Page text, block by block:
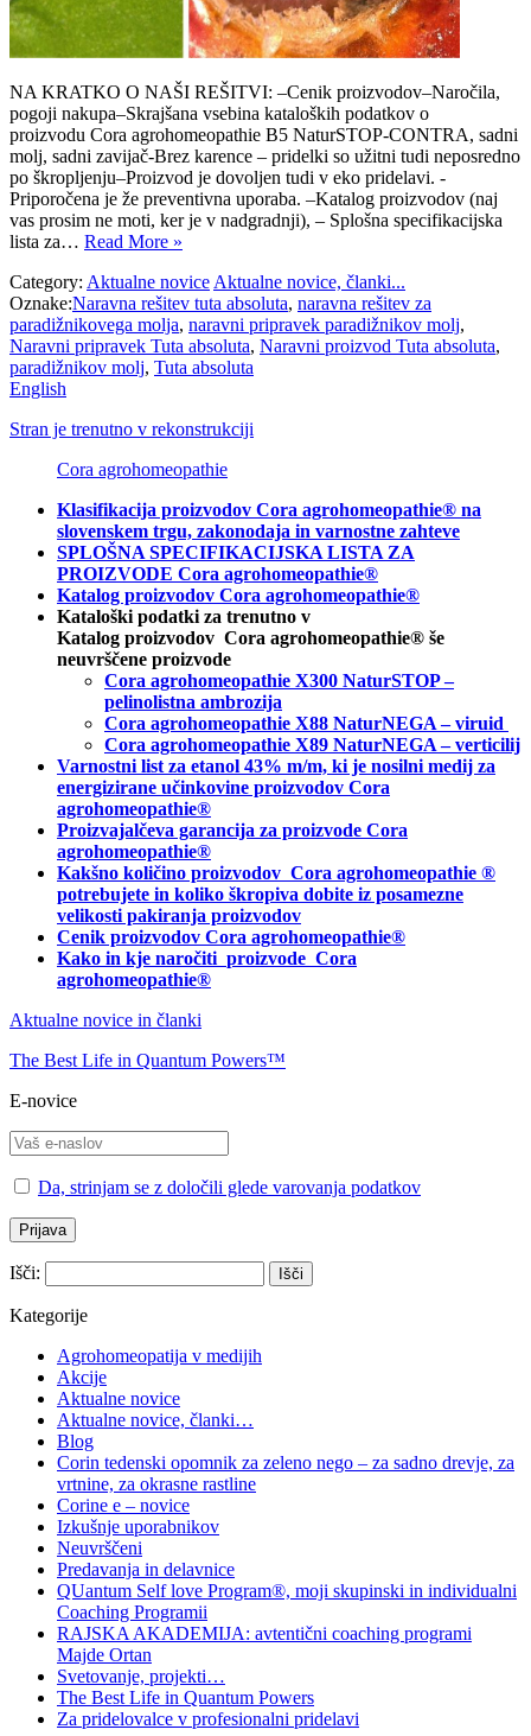
NA KRATKO O NAŠI REŠITVI: –Cenik proizvodov–Naročila,
pogoji nakupa–Skrajšana vsebina kataloških podatkov o
proizvodu Cora agrohomeopathie B5 NaturSTOP-CONTRA, sadni
molj, sadni zavijač-Brez karence – pridelki so užitni tudi neposredno
po škropljenju–Proizvod je dovoljen tudi v eko pridelavi. -
Priporočena je že preventivna uporaba. –Katalog proizvodov (naj
vas prosim ne moti, ker je v nadgradnji), – Splošna specifikacijska
lista za… Read More »
Category: Aktualne novice Aktualne novice, članki...
Oznake:Naravna rešitev tuta absoluta, naravna rešitev za
paradižnikovega molja, naravni pripravek paradižnikov molj,
Naravni pripravek Tuta absoluta, Naravni proizvod Tuta absoluta,
paradižnikov molj, Tuta absoluta
English
Stran je trenutno v rekonstrukciji
Cora agrohomeopathie
Klasifikacija proizvodov Cora agrohomeopathie® na
slovenskem trgu, zakonodaja in varnostne zahteve
SPLOŠNA SPECIFIKACIJSKA LISTA ZA
PROIZVODE Cora agrohomeopathie®
Katalog proizvodov Cora agrohomeopathie®
Kataloški podatki za trenutno v
Katalog proizvodov Cora agrohomeopathie® še
neuvrščene proizvode
Cora agrohomeopathie X300 NaturSTOP –
pelinolistna ambrozija
Cora agrohomeopathie X88 NaturNEGA – viruid
Cora agrohomeopathie X89 NaturNEGA – verticilij
Varnostni list za etanol 43% m/m, ki je nosilni medij za
energizirane učinkovine proizvodov Cora
agrohomeopathie®
Proizvajalčeva garancija za proizvode Cora
agrohomeopathie®
Kakšno količino proizvodov Cora agrohomeopathie ®
potrebujete in koliko škropiva dobite iz posamezne
velikosti pakiranja proizvodov
Cenik proizvodov Cora agrohomeopathie®
Kako in kje naročiti proizvode Cora
agrohomeopathie®
Aktualne novice in članki
The Best Life in Quantum Powers™
E-novice
Da, strinjam se z določili glede varovanja podatkov
Išči:
Kategorije
Agrohomeopatija v medijih
Akcije
Aktualne novice
Aktualne novice, članki…
Blog
Corin tedenski opomnik za zeleno nego – za sadno drevje, za
vrtnine, za okrasne rastline
Corine e – novice
Izkušnje uporabnikov
Neuvrščeni
Predavanja in delavnice
QUantum Self love Program®, moji skupinski in individualni
Coaching Programii
RAJSKA AKADEMIJA: avtentični coaching programi
Majde Ortan
Svetovanje, projekti…
The Best Life in Quantum Powers
Za pridelovalce v profesionalni pridelavi